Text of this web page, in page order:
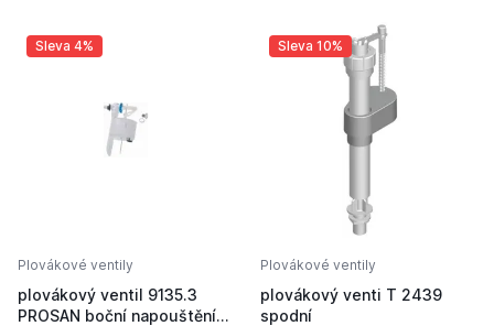
Sleva 4%
Plovákové ventily
plovákový ventil 9135.3
PROSAN boční napouštění
Sleva 10%
Plovákové ventily
plovákový venti T 2439
spodní